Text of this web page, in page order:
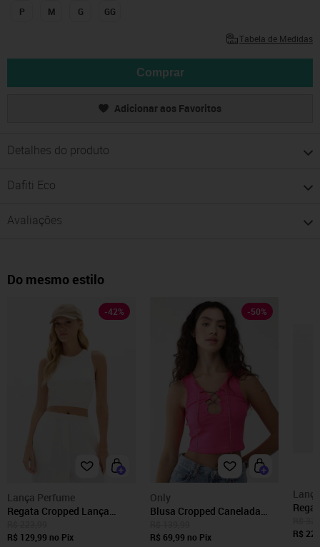
P M G GG
Tabela de Medidas
Comprar
Adicionar aos Favoritos
Detalhes do produto
Dafiti Eco
Avaliações
Do mesmo estilo
-42%
Lança Perfume
Regata Cropped Lança
Viscose Off-White
R$ 129,99 no Pix
-50%
Only
Blusa Cropped Canelada
R$ 69,99 no Pix
R$